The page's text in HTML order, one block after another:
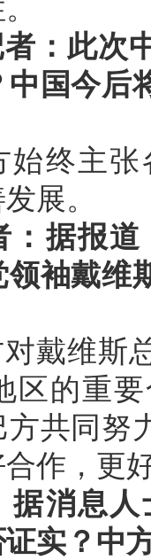
：此次
国今后
始终主
展。
：据报
袖戴维
戴维斯
区的重
方共同努
作，更
据消息
实？中